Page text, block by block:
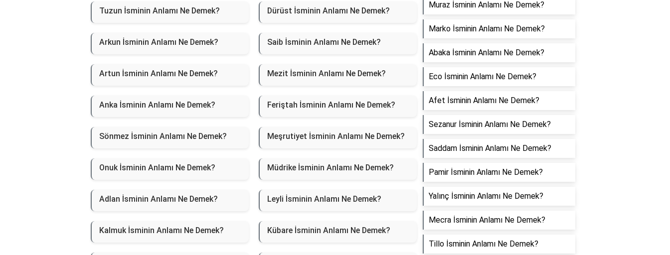
Tuzun İsminin Anlamı Ne Demek? Dürüst İsminin Anlamı Ne Demek?
Arkun İsminin Anlamı Ne Demek? Saib İsminin Anlamı Ne Demek?
Artun İsminin Anlamı Ne Demek? Mezit İsminin Anlamı Ne Demek?
Anka İsminin Anlamı Ne Demek? Feriştah İsminin Anlamı Ne Demek?
Sönmez İsminin Anlamı Ne Demek? Meşrutiyet İsminin Anlamı Ne Demek?
Onuk İsminin Anlamı Ne Demek? Müdrike İsminin Anlamı Ne Demek?
Adlan İsminin Anlamı Ne Demek? Leyli İsminin Anlamı Ne Demek?
Kalmuk İsminin Anlamı Ne Demek? Kübare İsminin Anlamı Ne Demek?
Muraz İsminin Anlamı Ne Demek?
Marko İsminin Anlamı Ne Demek?
Abaka İsminin Anlamı Ne Demek?
Eco İsminin Anlamı Ne Demek?
Afet İsminin Anlamı Ne Demek?
Sezanur İsminin Anlamı Ne Demek?
Saddam İsminin Anlamı Ne Demek?
Pamir İsminin Anlamı Ne Demek?
Yalınç İsminin Anlamı Ne Demek?
Mecra İsminin Anlamı Ne Demek?
Tillo İsminin Anlamı Ne Demek?